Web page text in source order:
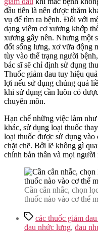
đầu tiên là nên được thăm
vụ để tìm ra bệnh. Đối với
dạng viêm cơ xương khớp
xương gây nên. Nhưng một
đốt sống lưng, xơ vữa động
tùy vào thể trạng người
bác sĩ sẽ chỉ định sử dụng
Thuốc giảm đau tuy hiệu
lợi nếu sử dụng chúng quá
khi sử dụng cần luôn có
chuyên môn.
Hạn chế những việc làm
khác, sử dụng loại thuốc
loại thuốc được sử dụng vào
chặt chẽ. Bởi lẽ không gì
chính bản thân và mọi người
Cần cân nhắc, chọn
thuốc nào vào cơ thể
Tagscác thuốc giảm
đau nhức lưng, đau